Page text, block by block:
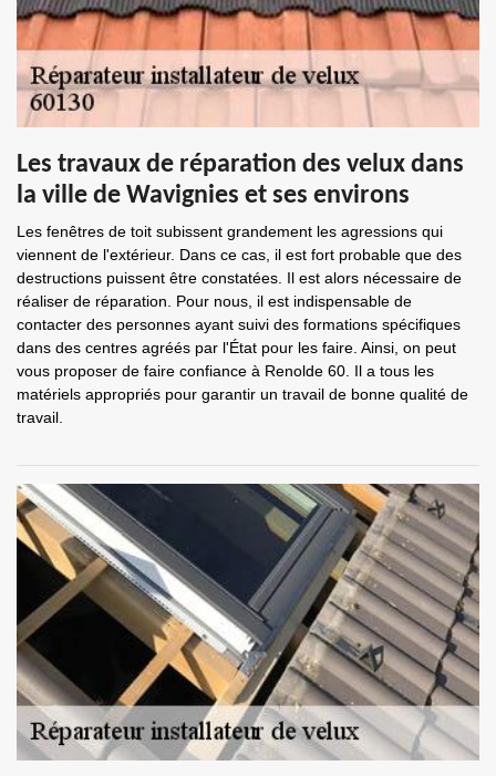
Les travaux de réparation des velux dans
la ville de Wavignies et ses environs
Les fenêtres de toit subissent grandement les agressions qui
viennent de l'extérieur. Dans ce cas, il est fort probable que des
destructions puissent être constatées. Il est alors nécessaire de
réaliser de réparation. Pour nous, il est indispensable de
contacter des personnes ayant suivi des formations spécifiques
dans des centres agréés par l'État pour les faire. Ainsi, on peut
vous proposer de faire confiance à Renolde 60. Il a tous les
matériels appropriés pour garantir un travail de bonne qualité de
travail.